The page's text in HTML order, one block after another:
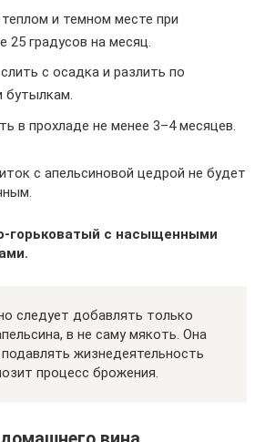
и темном месте при
25 градусов на месяц.
с осадка и разлить по
бутылкам.
в прохладе не менее 3–4 месяцев.
с апельсиновой цедрой не будет
горьковатый с насыщенными
следует добавлять только
в не саму мякоть. Она
жизнедеятельность
процесс брожения.